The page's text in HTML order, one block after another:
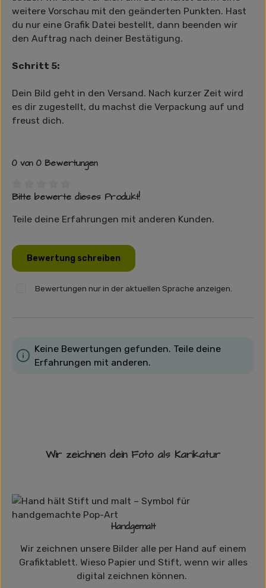
weitere Vorschau mit den geänderten Punkten. Hast
du nur eine Grafik Datei bestellt, dann beenden wir
den Auftrag nach deiner Bestätigung.
Schritt 5:
Dein Bild geht in den Versand. Nach kurzer Zeit wird
es dir zugestellt, du machst die Verpackung auf und
freust dich.
0 von 0 Bewertungen
Durchschnittliche Bewertung von 0 von 5 Sternen
Bitte bewerte dieses Produkt!
Teile deine Erfahrungen mit anderen Kunden.
Bewertung schreiben
Bewertungen nur in der aktuellen Sprache anzeigen.
Keine Bewertungen gefunden. Teile deine
Erfahrungen mit anderen.
Wir zeichnen dein Foto als Karikatur
Handgemalt
Wir zeichnen unsere Bilder alle per Hand auf einem
Grafiktablett. Wieso Papier und Stift, wenn wir alles
digital zeichnen können.